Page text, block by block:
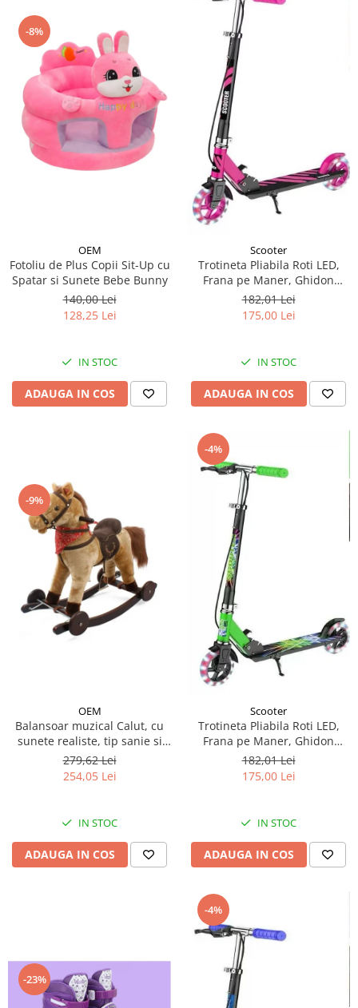
-8%
OEM
Fotoliu de Plus Copii Sit-Up cu
Spatar si Sunete Bebe Bunny
140,00 Lei
128,25 Lei
IN STOC
ADAUGA IN COS
Scooter
Trotineta Pliabila Roti LED,
Frana pe Maner, Ghidon
Reglabil - Roz
182,01 Lei
175,00 Lei
IN STOC
ADAUGA IN COS
-9%
OEM
Balansoar muzical Calut, cu
sunete realiste, tip sanie si
roti - Crem
279,62 Lei
254,05 Lei
IN STOC
ADAUGA IN COS
-4%
Scooter
Trotineta Pliabila Roti LED,
Frana pe Maner, Ghidon
Reglabil - Verde
182,01 Lei
175,00 Lei
IN STOC
ADAUGA IN COS
-23%
-4%